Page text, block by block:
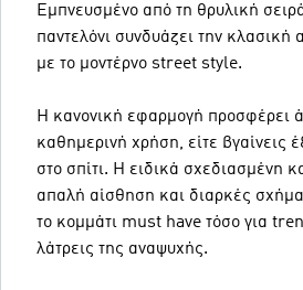
Εμπνευσμένο από τη θρυλική
παντελόνι συνδυάζει την κλασική
με το μοντέρνο street style.
Η κανονική εφαρμογή προσφέρει
καθημερινή χρήση, είτε βγαίνεις
στο σπίτι. Η ειδικά σχεδιασμένη
απαλή αίσθηση και διαρκές
το κομμάτι must have τόσο για
λάτρεις της αναψυχής.